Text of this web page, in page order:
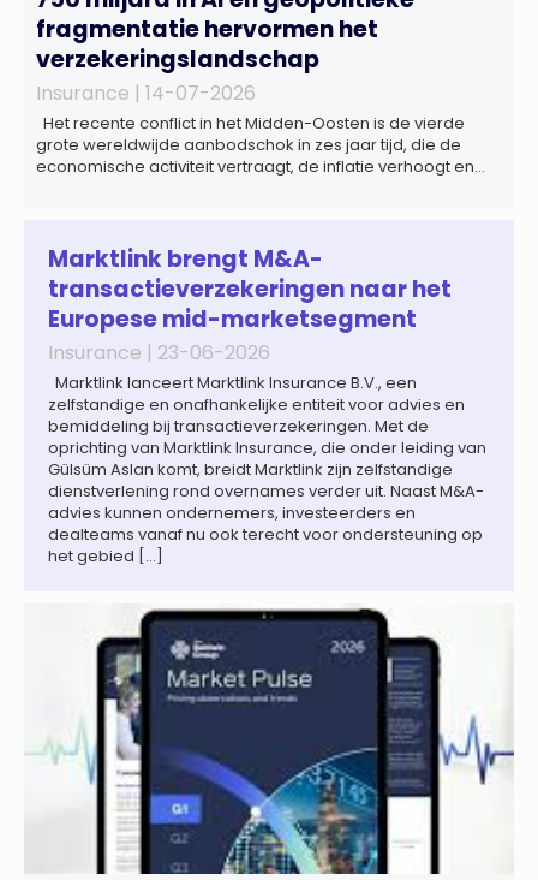
fragmentatie hervormen het
verzekeringslandschap
Insurance | 14-07-2026
Het recente conflict in het Midden-Oosten is de vierde
grote wereldwijde aanbodschok in zes jaar tijd, die de
economische activiteit vertraagt, de inflatie verhoogt en
wereldwijd naar verwachting afnemen tot 1,3% in reële
termen in […]
Marktlink brengt M&A-
transactieverzekeringen naar het
Europese mid-marketsegment
Insurance | 23-06-2026
Marktlink lanceert Marktlink Insurance B.V., een
zelfstandige en onafhankelijke entiteit voor advies en
bemiddeling bij transactieverzekeringen. Met de
oprichting van Marktlink Insurance, die onder leiding van
Gülsüm Aslan komt, breidt Marktlink zijn zelfstandige
dienstverlening rond overnames verder uit. Naast M&A-
advies kunnen ondernemers, investeerders en
dealteams vanaf nu ook terecht voor ondersteuning op
het gebied […]